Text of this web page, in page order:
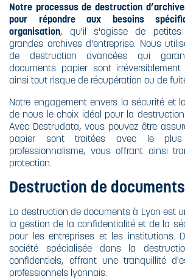
Notre processus de destruction
pour répondre aux besoins
organisation, qu'il s'agisse de
grandes archives d'entreprise. Nous
de destruction avancées qui
documents papier sont
ainsi tout risque de récupération ou de
Notre engagement envers la sécurité et
de nous le choix idéal pour la destruction
Avec Destrudata, vous pouvez être
papier sont traitées avec le
professionnalisme, vous offrant ainsi
protection.
Destruction de
La destruction de documents à Lyon est
la gestion de la confidentialité et de la
pour les entreprises et les institutions.
société spécialisée dans la
confidentiels, offrant une tranquillité
professionnels lyonnais.